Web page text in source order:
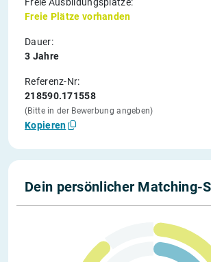
Freie Plätze vorhanden
Dauer:
3 Jahre
Referenz-Nr:
218590.171558
(Bitte in der Bewerbung angeben)
Kopieren
Dein persönlicher Matching-